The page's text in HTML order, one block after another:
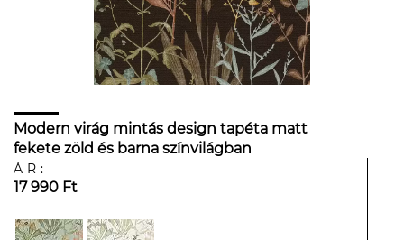
Modern virág mintás design tapéta matt
fekete zöld és barna színvilágban
ÁR:
17 990 Ft